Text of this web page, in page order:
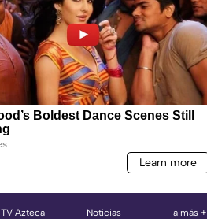
TV Azteca Noticias a más +